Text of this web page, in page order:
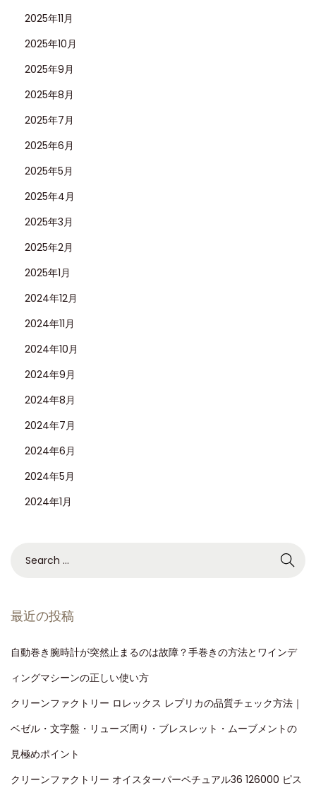
2025年11月
2025年10月
2025年9月
2025年8月
2025年7月
2025年6月
2025年5月
2025年4月
2025年3月
2025年2月
2025年1月
2024年12月
2024年11月
2024年10月
2024年9月
2024年8月
2024年7月
2024年6月
2024年5月
2024年1月
最近の投稿
自動巻き腕時計が突然止まるのは故障？手巻きの方法とワインデ
ィングマシーンの正しい使い方
クリーンファクトリー ロレックス レプリカの品質チェック方法｜
ベゼル・文字盤・リューズ周り・ブレスレット・ムーブメントの
見極めポイント
クリーンファクトリー オイスターパーペチュアル36 126000 ピス